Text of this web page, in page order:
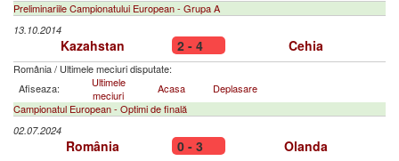
Preliminariile Campionatului European - Grupa A
13.10.2014
Kazahstan 2 - 4 Cehia
România/ Ultimele meciuri disputate:
Afiseaza:
Ultimele
meciuri
Acasa
Deplasare
Campionatul European - Optimi de finală
02.07.2024
România 0 - 3 Olanda